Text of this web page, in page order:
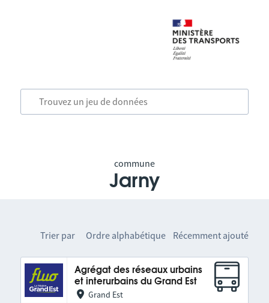
commune
Jarny
Trier par Ordre alphabétique Récemment ajouté
Agrégat des réseaux urbains
et interurbains du Grand Est
Grand Est